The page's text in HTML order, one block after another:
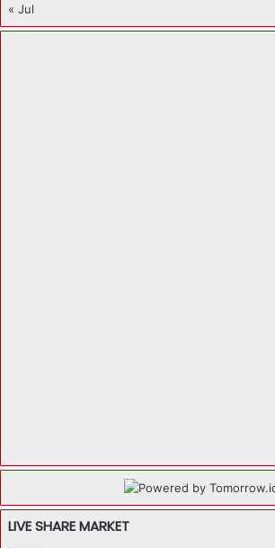
« Jul
LIVE SHARE MARKET